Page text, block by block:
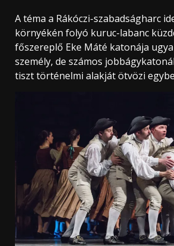
A téma a Rákóczi-szabadságharc
környékén folyó kuruc-labanc
főszereplő Eke Máté katonája
személy, de számos
tiszt történelmi alakját ötvözi